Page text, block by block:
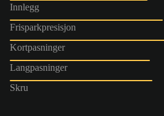
Innlegg
Frisparkpresisjon
Kortpasninger
Langpasninger
Skru